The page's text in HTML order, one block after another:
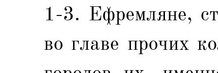
1-3. Ефремляне,
во главе прочих